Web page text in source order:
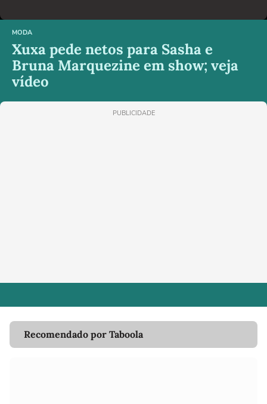
MODA
Xuxa pede netos para Sasha e
Bruna Marquezine em show; veja
vídeo
PUBLICIDADE
Recomendado por Taboola